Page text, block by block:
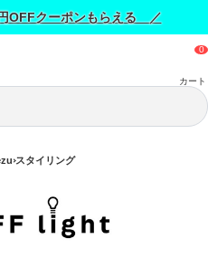
OFFクーポンもらえる ／
カート
スタイリング